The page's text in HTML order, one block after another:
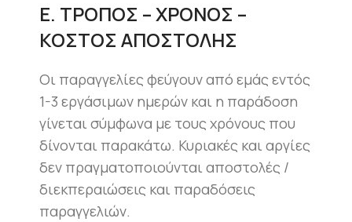
Ε. ΤΡΟΠΟΣ – ΧΡΟΝΟΣ –
ΚΟΣΤΟΣ ΑΠΟΣΤΟΛΗΣ
Οι παραγγελίες φεύγουν από εμάς εντός
1-3 εργάσιμων ημερών και η παράδοση
γίνεται σύμφωνα με τους χρόνους που
δίνονται παρακάτω. Κυριακές και αργίες
δεν πραγματοποιούνται αποστολές /
διεκπεραιώσεις και παραδόσεις
παραγγελιών.